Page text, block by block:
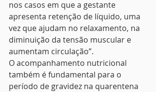
nos casos em que a gestante
apresenta retenção de líquido, uma
vez que ajudam no relaxamento, na
diminuição da tensão muscular e
aumentam circulação”.
O acompanhamento nutricional
também é fundamental para o
período de gravidez na quarentena